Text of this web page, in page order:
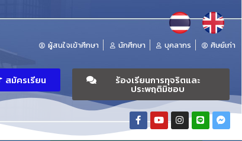
ผู้สนใจเข้าศึกษา นักศึกษา บุคลากร ศิษย์เก่า
สมัครเรียน ร้องเรียนการทุจริตและ
ประพฤติมิชอบ